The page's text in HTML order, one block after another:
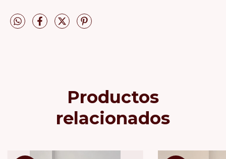
Productos
relacionados